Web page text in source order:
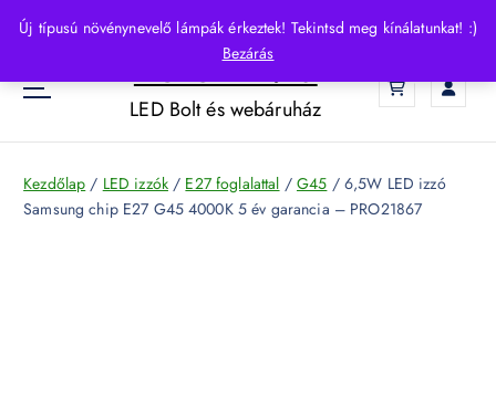
Új típusú növénynevelő lámpák érkeztek! Tekintsd meg kínálatunkat! :)
Bezárás
p
o
HelloLED.hu
LED Bolt és webáruház
Kezdőlap / LED izzók/ E27 foglalattal / G45 / 6,5W LED izzó
Samsung chip E27 G45 4000K 5 év garancia – PRO21867